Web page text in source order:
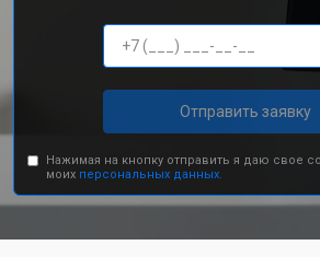
Отправить заявку
Нажимая на кнопку отправить я даю свое
моих персональных данных.